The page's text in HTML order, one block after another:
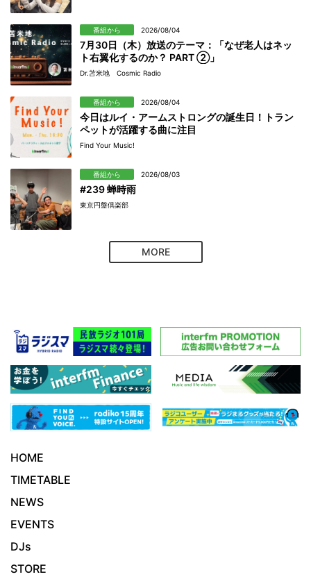
番組から 2026/08/04
7月30日（木）放送のテーマ：「なぜ老人はネッ
ト右翼化するのか？ PART ②」
Dr.苫米地 Cosmic Radio
番組から 2026/08/04
今日はルイ・アームストロングの誕生日！トラン
ペットが活躍する曲に注目
Find Your Music!
番組から 2026/08/03
#239 蝉時雨
東京円盤倶楽部
MORE
HOME
TIMETABLE
NEWS
EVENTS
DJs
STORE